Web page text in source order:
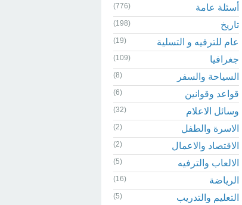
أسئلة عامة (776)
تاريخ (198)
عام للترفيه و التسلية (19)
جغرافيا (109)
السياحة والسفر (8)
قواعد وقوانين (6)
وسائل الاعلام (32)
الاسرة والطفل (2)
الاقتصاد والاعمال (2)
الالعاب والترفيه (5)
الرياضة (16)
التعليم والتدريب (5)